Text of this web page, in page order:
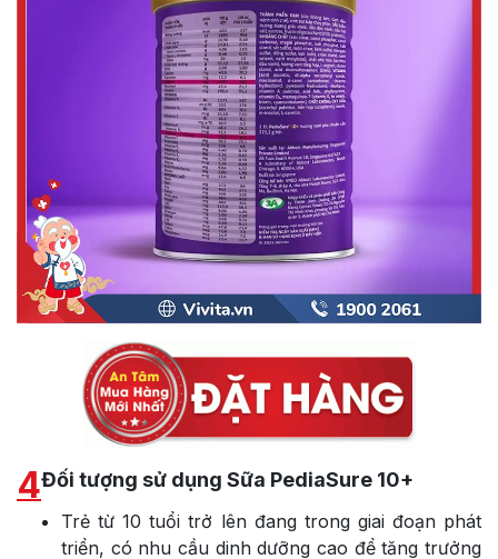
4Đối tượng sử dụng Sữa PediaSure 10+
Trẻ từ 10 tuổi trở lên đang trong giai đoạn phát
triển, có nhu cầu dinh dưỡng cao để tăng trưởng